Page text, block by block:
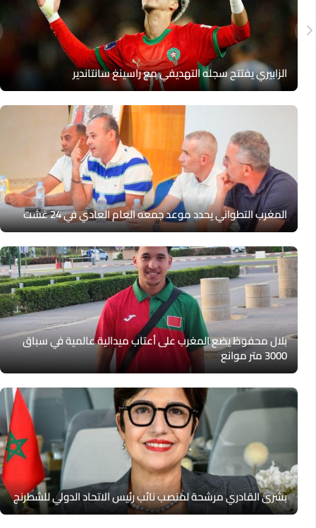
الزابيري يفتتح سجله التهديفي مع راسينغ سانتاندير
المغرب التطواني يحدد موعد جمعه العام العادي في 24 غشت
بلال محفوظ يضع المغرب على أعتاب ميدالية عالمية في سباق
3000 متر موانع
بشرى القادري مرشحة لمنصب نائب رئيس الاتحاد الدولي للشطرنج